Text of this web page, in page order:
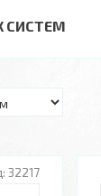
СИСТЕМ
32217